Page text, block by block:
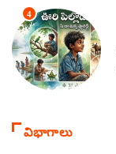
4
విభాగాలు